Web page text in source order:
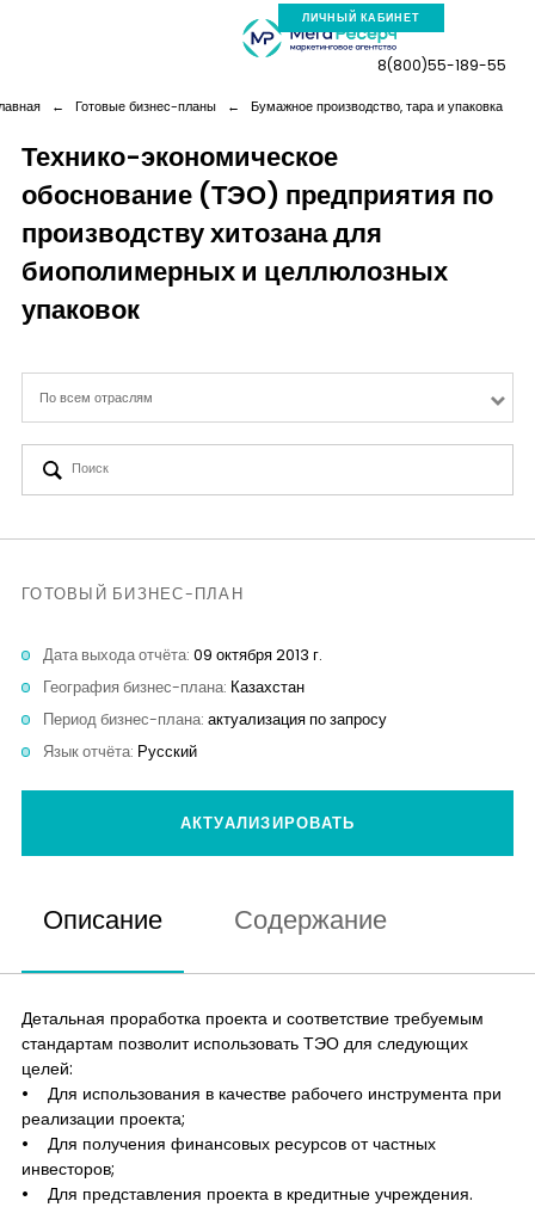
ЛИЧНЫЙ КАБИНЕТ
Компания
Услуги
Кейсы
Аналитика
8(800)55-189-55
← Готовые бизнес-планы ← Бумажное производство, тара и упаковка
Технико-экономическое
обоснование (ТЭО) предприятия по
производству хитозана для
биополимерных и целлюлозных
упаковок
По всем отраслям
ГОТОВЫЙ БИЗНЕС-ПЛАН
Дата выхода отчёта: 09 октября 2013 г.
География бизнес-плана: Казахстан
Период бизнес-плана: актуализация по запросу
Язык отчёта: Русский
АКТУАЛИЗИРОВАТЬ
Описание Содержание
Детальная проработка проекта и соответствие требуемым
стандартам позволит использовать ТЭО для следующих
целей:
• Для использования в качестве рабочего инструмента при
реализации проекта;
• Для получения финансовых ресурсов от частных
инвесторов;
• Для представления проекта в кредитные учреждения.